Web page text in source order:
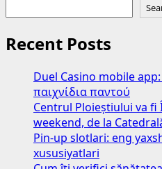
Recent Posts
Duel Casino mobile
παιχνίδια παντού
Centrul Ploieștiului va fi
weekend, de la
Pin-up slotlari: eng
xususiyatlari